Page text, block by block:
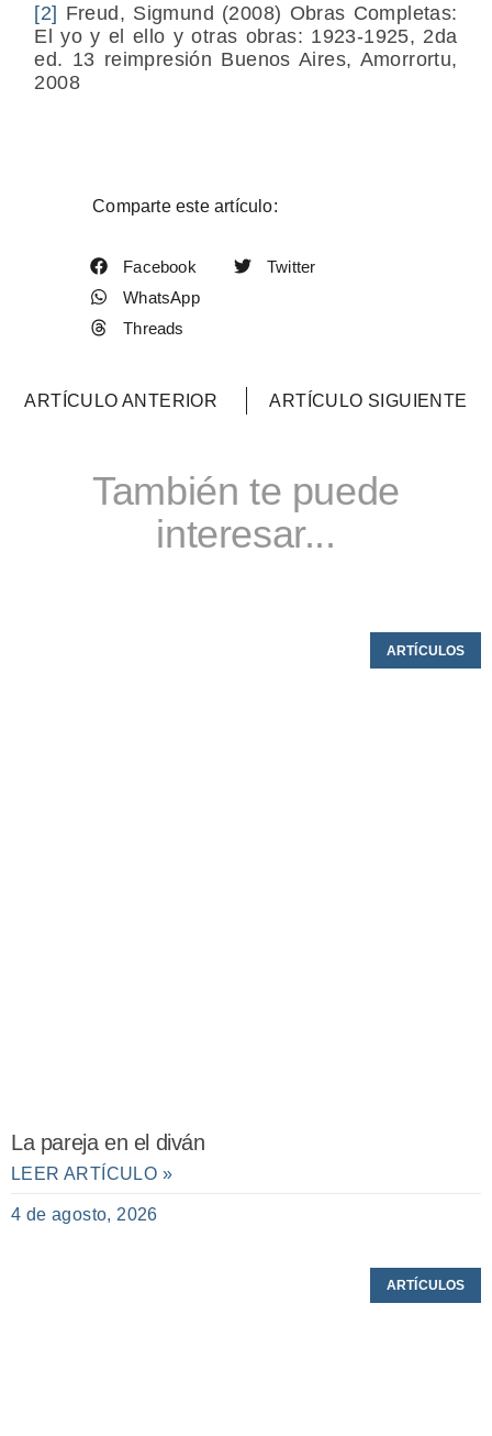
[2] Freud, Sigmund (2008) Obras Completas:
El yo y el ello y otras obras: 1923-1925, 2da
ed. 13 reimpresión Buenos Aires, Amorrortu,
2008
Comparte este artículo:
Facebook
Twitter
WhatsApp
Threads
ARTÍCULO ANTERIOR ARTÍCULO SIGUIENTE
También te puede
interesar...
ARTÍCULOS
La pareja en el diván
LEER ARTÍCULO »
4 de agosto, 2026
ARTÍCULOS